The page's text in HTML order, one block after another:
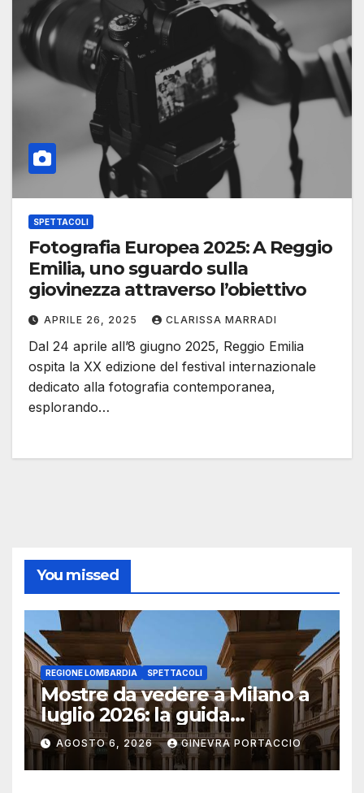
SPETTACOLI
Fotografia Europea 2025: A Reggio
Emilia, uno sguardo sulla
giovinezza attraverso l’obiettivo
APRILE 26, 2025 CLARISSA MARRADI
Dal 24 aprile all’8 giugno 2025, Reggio Emilia
ospita la XX edizione del festival internazionale
dedicato alla fotografia contemporanea,
esplorando…
You missed
REGIONE LOMBARDIA SPETTACOLI
Mostre da vedere a Milano a
luglio 2026: la guida
aggiornata
AGOSTO 6, 2026 GINEVRA PORTACCIO